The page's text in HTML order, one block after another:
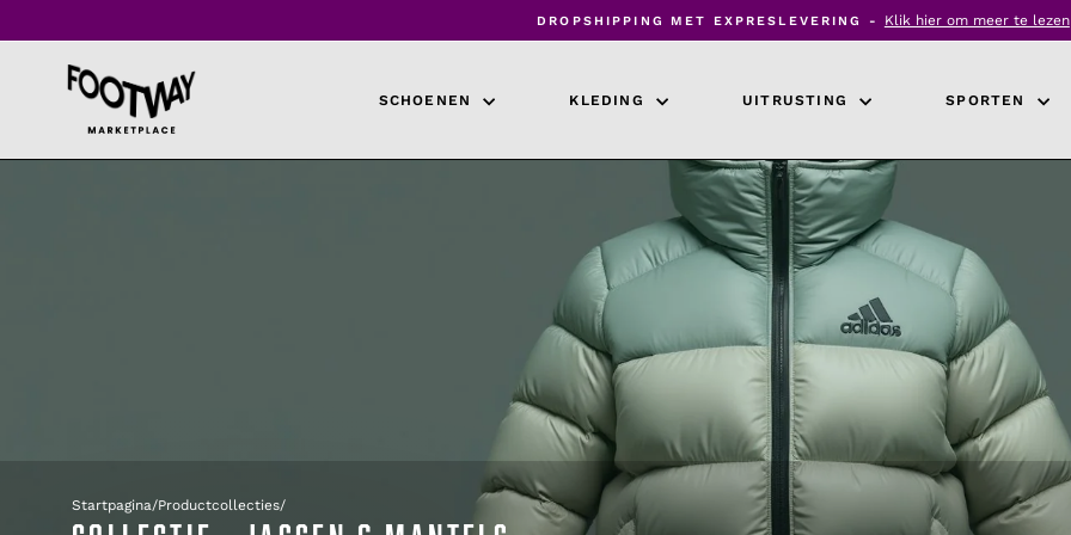
inhoud
Diavoorstelling
DROPSHIPPING MET EXPRESLEVERING - Klik hier om meer te lezen
SCHOENEN KLEDING UITRUSTING SPORTEN
Startpagina/Productcollecties/